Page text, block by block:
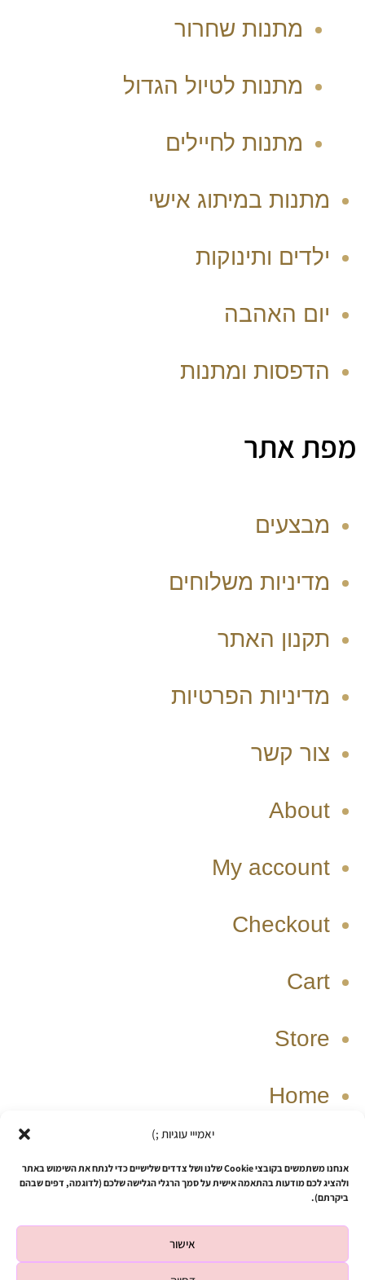
יאמייי עוגיות ;)
אנחנו משתמשים בקובצי Cookie שלנו ושל צדדים שלישיים כדי לנתח את השימוש באתר
ולהציג לכם מודעות בהתאמה אישית על סמך הרגלי הגלישה שלכם (לדוגמה, דפים שבהם
ביקרתם).
אישור
מתנות שחרור
מתנות לטיול הגדול
מתנות לחיילים
מתנות במיתוג אישי
ילדים ותינוקות
יום האהבה
הדפסות ומתנות
מפת אתר
מבצעים
מדיניות משלוחים
תקנון האתר
מדיניות הפרטיות
צור קשר
About
My account
Checkout
Cart
Store
Home
F
a
e
o
I
n
t
g
T
i
t
k
W
h
t
a
Copyright © 2026 SHUSHIZ design